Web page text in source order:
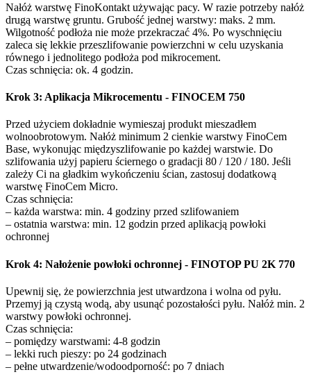
Nałóż warstwę FinoKontakt używając pacy. W razie potrzeby nałóż
drugą warstwę gruntu. Grubość jednej warstwy: maks. 2 mm.
Wilgotność podłoża nie może przekraczać 4%. Po wyschnięciu
zaleca się lekkie przeszlifowanie powierzchni w celu uzyskania
równego i jednolitego podłoża pod mikrocement.
Czas schnięcia: ok. 4 godzin.
Krok 3: Aplikacja Mikrocementu - FINOCEM 750
Przed użyciem dokładnie wymieszaj produkt mieszadłem
wolnoobrotowym. Nałóż minimum 2 cienkie warstwy FinoCem
Base, wykonując międzyszlifowanie po każdej warstwie. Do
szlifowania użyj papieru ściernego o gradacji 80 / 120 / 180. Jeśli
zależy Ci na gładkim wykończeniu ścian, zastosuj dodatkową
warstwę FinoCem Micro.
Czas schnięcia:
– każda warstwa: min. 4 godziny przed szlifowaniem
– ostatnia warstwa: min. 12 godzin przed aplikacją powłoki
ochronnej
Krok 4: Nałożenie powłoki ochronnej - FINOTOP PU 2K 770
Upewnij się, że powierzchnia jest utwardzona i wolna od pyłu.
Przemyj ją czystą wodą, aby usunąć pozostałości pyłu. Nałóż min. 2
warstwy powłoki ochronnej.
Czas schnięcia:
– pomiędzy warstwami: 4-8 godzin
– lekki ruch pieszy: po 24 godzinach
– pełne utwardzenie/wodoodporność: po 7 dniach